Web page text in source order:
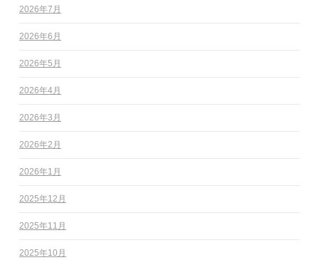
2026年7月
2026年6月
2026年5月
2026年4月
2026年3月
2026年2月
2026年1月
2025年12月
2025年11月
2025年10月